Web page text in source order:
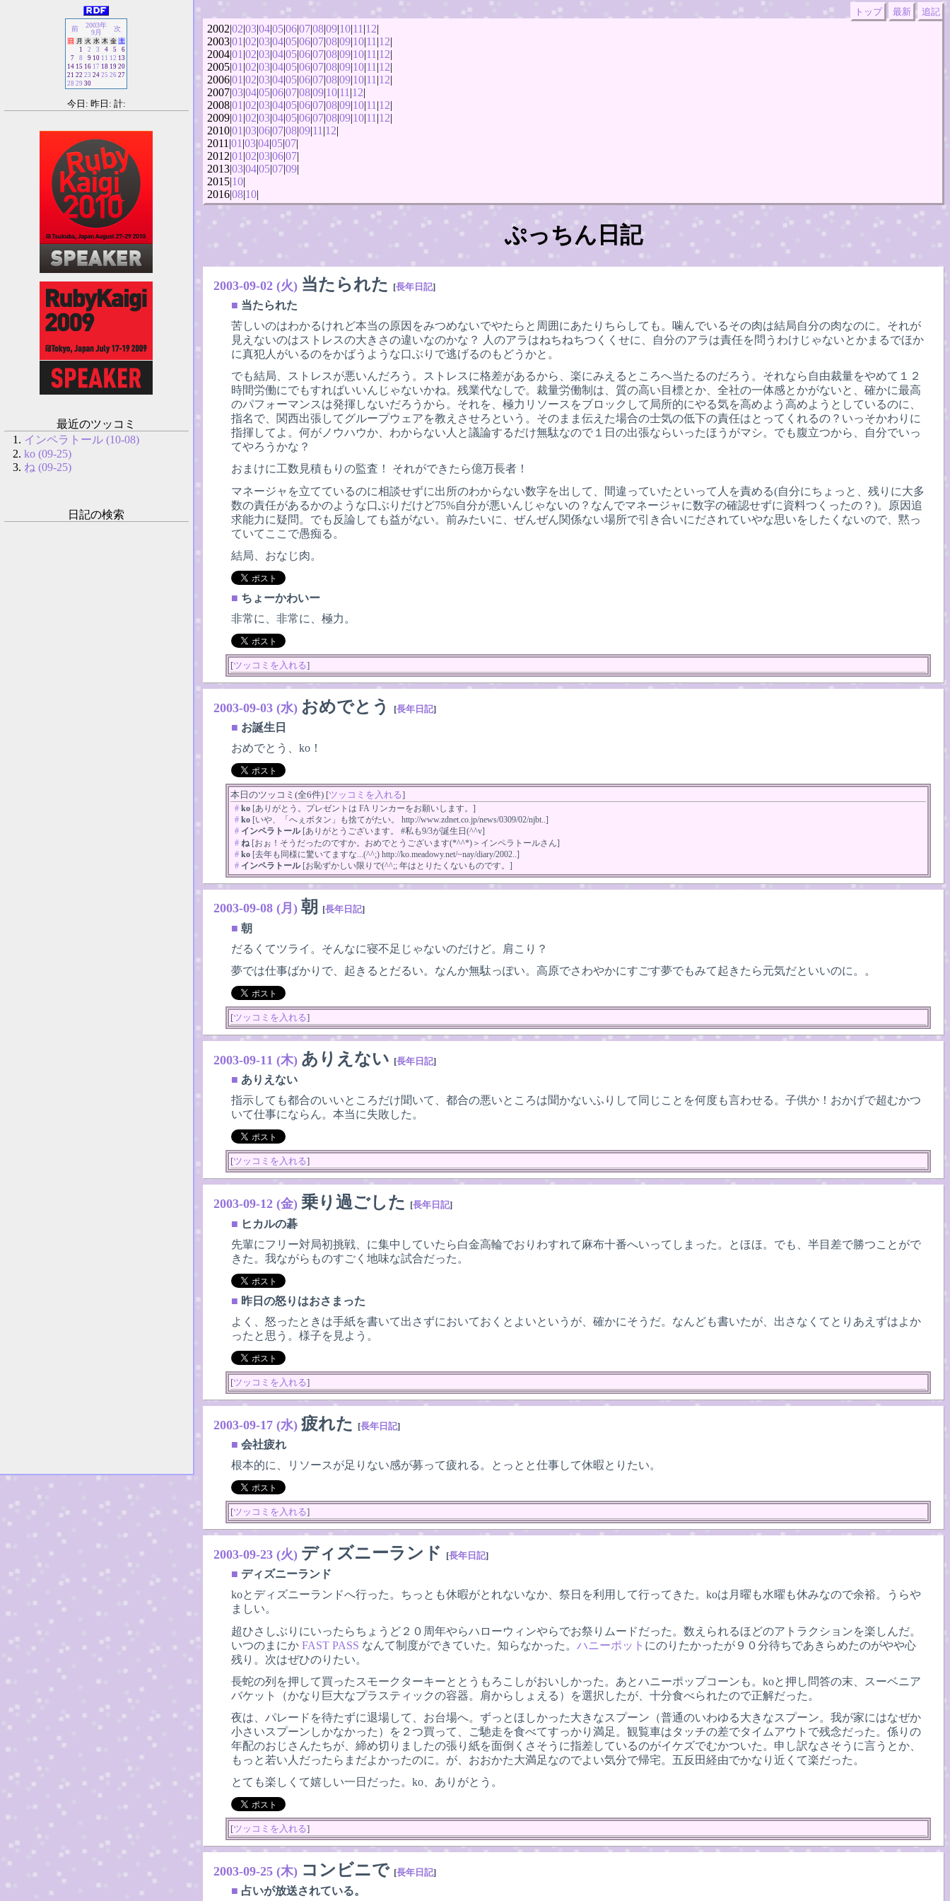
トップ 最新 追記
2002|02|03|04|05|06|07|08|09|10|11 |12|
2003|01 |02|03|04|05|06|07|08|09|10|11 |12|
2004|01 |02|03|04|05|06|07|08|09|10|11 |12|
2005|01 |02|03|04|05|06|07|08|09|10|11 |12|
2006|01 |02|03|04|05|06|07|08|09|10|11 |12|
2007|03|04|05|06|07|08|09|10|11 |12|
2008|01 |02|03|04|05|06|07|08|09|10|11 |12|
2009|01 |02|03|04|05|06|07|08|09|10|11 |12|
2010|01 |03|06|07|08|09|11 |12|
2011|01 |03|04|05|07|
2012|01 |02|03|06|07|
2013|03|04|05|07|09|
2015|10|
2016|08|10|
ぷっちん日記
2003-09-02 (火) 当たられた [長年日記]
■ 当たられた
苦しいのはわかるけれど本当の原因をみつめないでやたらと周囲にあたりちらしても。噛んでいるその肉は結局自分の肉なのに。それが
見えないのはストレスの大きさの違いなのかな？ 人のアラはねちねちつくくせに、自分のアラは責任を問うわけじゃないとかまるでほか
に真犯人がいるのをかばうような口ぶりで逃げるのもどうかと。
でも結局、ストレスが悪いんだろう。ストレスに格差があるから、楽にみえるところへ当たるのだろう。それなら自由裁量をやめて１２
時間労働にでもすればいいんじゃないかね。残業代なしで。裁量労働制は、質の高い目標とか、全社の一体感とかがないと、確かに最高
のパフォーマンスは発揮しないだろうから。それを、極力リソースをブロックして局所的にやる気を高めよう高めようとしているのに、
指名で、関西出張してグループウェアを教えさせろという。そのまま伝えた場合の士気の低下の責任はとってくれるの？いっそかわりに
指揮してよ。何がノウハウか、わからない人と議論するだけ無駄なので１日の出張ならいったほうがマシ。でも腹立つから、自分でいっ
てやろうかな？
おまけに工数見積もりの監査！ それができたら億万長者！
マネージャを立てているのに相談せずに出所のわからない数字を出して、間違っていたといって人を責める(自分にちょっと、残りに大多
数の責任があるかのような口ぶりだけど75%自分が悪いんじゃないの？なんでマネージャに数字の確認せずに資料つくったの？)。原因追
求能力に疑問。でも反論しても益がない。前みたいに、ぜんぜん関係ない場所で引き合いにだされていやな思いをしたくないので、黙っ
ていてここで愚痴る。
結局、おなじ肉。
■ ちょーかわいー
非常に、非常に、極力。
[ツッコミを入れる]
2003-09-03 (水) おめでとう [長年日記]
■ お誕生日
おめでとう、ko！
本日のツッコミ(全6件) [ツッコミを入れる]
# ko [ありがとう。プレゼントは FA リンカーをお願いします。]
# ko [いや、「へぇボタン」も捨てがたい。 http://www.zdnet.co.jp/news/0309/02/njbt..]
# インペラトール[ありがとうございます。 #私も9/3が誕生日(^^v]
# ね[おぉ！そうだったのですか。おめでとうございます(*^^*)＞インペラトールさん]
# ko [去年も同様に驚いてますな...(^^;) http://ko.meadowy.net/~nay/diary/2002..]
# インペラトール[お恥ずかしい限りで(^^;; 年はとりたくないものです。]
2003-09-08 (月) 朝 [長年日記]
■ 朝
だるくてツライ。そんなに寝不足じゃないのだけど。肩こり？
夢では仕事ばかりで、起きるとだるい。なんか無駄っぽい。高原でさわやかにすごす夢でもみて起きたら元気だといいのに。。
[ツッコミを入れる]
2003-09-11 (木) ありえない [長年日記]
■ ありえない
指示しても都合のいいところだけ聞いて、都合の悪いところは聞かないふりして同じことを何度も言わせる。子供か！おかげで超むかつ
いて仕事にならん。本当に失敗した。
[ツッコミを入れる]
2003-09-12 (金) 乗り過ごした [長年日記]
■ ヒカルの碁
先輩にフリー対局初挑戦、に集中していたら白金高輪でおりわすれて麻布十番へいってしまった。とほほ。でも、半目差で勝つことがで
きた。我ながらものすごく地味な試合だった。
■ 昨日の怒りはおさまった
よく、怒ったときは手紙を書いて出さずにおいておくとよいというが、確かにそうだ。なんども書いたが、出さなくてとりあえずはよか
ったと思う。様子を見よう。
[ツッコミを入れる]
2003-09-17 (水) 疲れた [長年日記]
■ 会社疲れ
根本的に、リソースが足りない感が募って疲れる。とっとと仕事して休暇とりたい。
[ツッコミを入れる]
2003-09-23 (火) ディズニーランド [長年日記]
■ ディズニーランド
koとディズニーランドへ行った。ちっとも休暇がとれないなか、祭日を利用して行ってきた。koは月曜も水曜も休みなので余裕。うらや
ましい。
超ひさしぶりにいったらちょうど２０周年やらハローウィンやらでお祭りムードだった。数えられるほどのアトラクションを楽しんだ。
いつのまにかFAST PASS なんて制度ができていた。知らなかった。ハニーポット にのりたかったが９０分待ちであきらめたのがやや心
残り。次はぜひのりたい。
長蛇の列を押して買ったスモークターキーととうもろこしがおいしかった。あとハニーポップコーンも。koと押し問答の末、スーベニア
バケット（かなり巨大なプラスティックの容器。肩からしょえる）を選択したが、十分食べられたので正解だった。
夜は、パレードを待たずに退場して、お台場へ。ずっとほしかった大きなスプーン（普通のいわゆる大きなスプーン。我が家にはなぜか
小さいスプーンしかなかった）を２つ買って、ご馳走を食べてすっかり満足。観覧車はタッチの差でタイムアウトで残念だった。係りの
年配のおじさんたちが、締め切りましたの張り紙を面倒くさそうに指差しているのがイケズでむかついた。申し訳なさそうに言うとか、
もっと若い人だったらまだよかったのに。が、おおかた大満足なのでよい気分で帰宅。五反田経由でかなり近くて楽だった。
とても楽しくて嬉しい一日だった。ko、ありがとう。
[ツッコミを入れる]
2003-09-25 (木) コンビニで [長年日記]
■ 占いが放送されている。
前
2003年
9月
次
日 月 火 水 木 金 土
1
2 3 4 5
6
7
8 9 10 11 12 13
14 15 16 17 18 19 20
21 22 23 24 25 26 27
28 29 30
今日: 昨日: 計:
最近のツッコミ
インペラトール (10-08)
ko (09-25)
ね (09-25)
日記の検索